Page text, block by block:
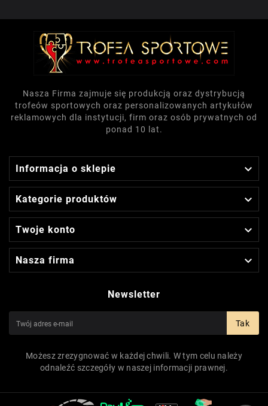
Nasza Firma zajmuje się produkcją oraz dystrybucją
trofeów sportowych oraz personalizowanych artykułów
reklamowych dla instytucji, firm oraz osób prywatnych od
ponad 10 lat.
Informacja o sklepie 
Kategorie produktów 
Twoje konto 
Nasza firma 
Newsletter
Tak
Możesz zrezygnować w każdej chwili. W tym celu należy
odnaleźć szczegóły w naszej informacji prawnej.